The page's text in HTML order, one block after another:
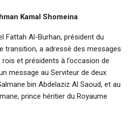
Kamal Shomeina
Fattah Al-Burhan, président du
transition, a adressé des messages
et présidents à l’occasion de
message au Serviteur de deux
bin Abdelaziz Al Saoud, et au
prince héritier du Royaume